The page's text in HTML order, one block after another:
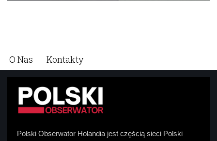
O Nas Kontakty
Polski Obserwator Holandia jest częścią sieci Polski